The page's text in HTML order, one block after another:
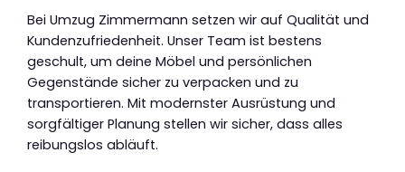
Bei Umzug Zimmermann setzen wir auf Qualität und
Kundenzufriedenheit. Unser Team ist bestens
geschult, um deine Möbel und persönlichen
Gegenstände sicher zu verpacken und zu
transportieren. Mit modernster Ausrüstung und
sorgfältiger Planung stellen wir sicher, dass alles
reibungslos abläuft.